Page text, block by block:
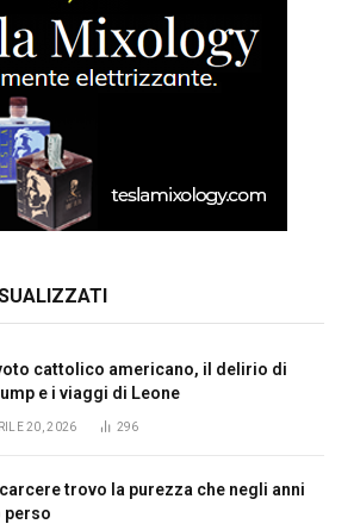
voto cattolico americano, il delirio di
e i viaggi di Leone
20, 2026 296
carcere trovo la purezza che negli anni
perso